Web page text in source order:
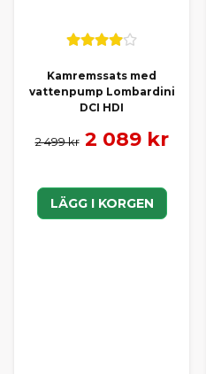
Kamremssats med
vattenpump Lombardini
DCI HDI
2 499 kr 2 089 kr
LÄGG I KORGEN